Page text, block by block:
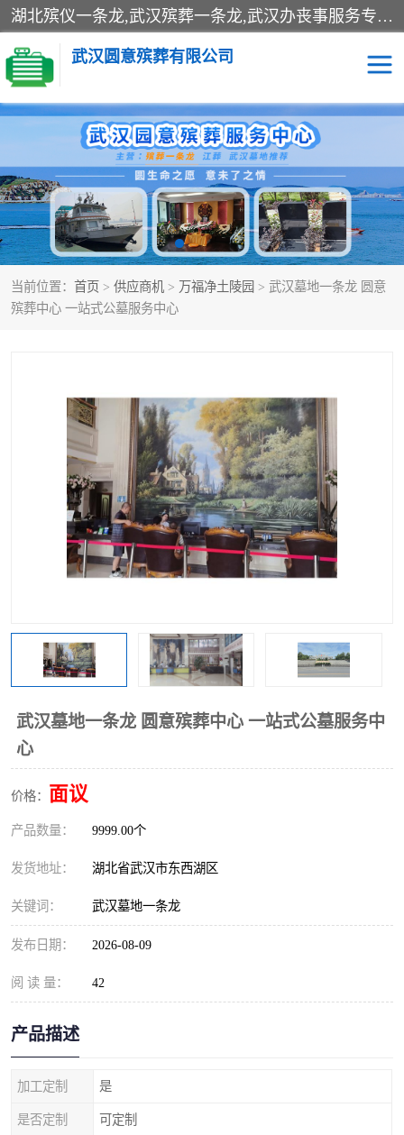
湖北殡仪一条龙,武汉殡葬一条龙,武汉办丧事服务专理红白佛事、病人临终关怀、医院或家中老人去世穿寿衣、灵车遗体接运、殡仪馆告别厅预约、办理火葬场手续、民俗丧事策划、遗体告别仪式、民俗礼仪服务、殡葬礼仪策划、陵园墓位导购、寺庙塔位择吉、往生功德策划、民俗功德策划、异地殡葬礼仪服务、异地骨灰接送返乡
武汉圆意殡葬有限公司
当前位置： 首页 > 供应商机 > 万福净土陵园 > 武汉墓地一条龙 圆意
殡葬中心 一站式公墓服务中心
武汉墓地一条龙 圆意殡葬中心 一站式公墓服务中
心
价格： 面议
产品数量： 9999.00个
发货地址： 湖北省武汉市东西湖区
关键词： 武汉墓地一条龙
发布日期： 2026-08-09
阅 读 量： 42
产品描述
加工定制 是
是否定制 可定制
殡葬一条龙服务 江葬一条龙服务
武汉锦辉天堂文化园 仙鹤湖湿地公园
长乐园陵园 万福净土陵园
武汉市阳逻九龙宫陵园 石门峰人文纪念园